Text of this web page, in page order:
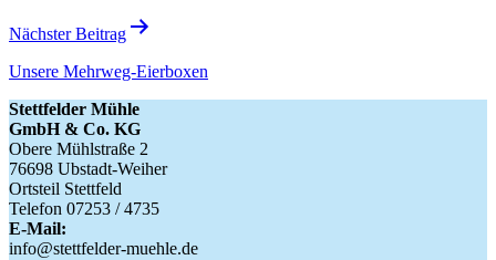
Nächster Beitrag
Unsere Mehrweg-Eierboxen
Stettfelder Mühle
GmbH & Co. KG
Obere Mühlstraße 2
76698 Ubstadt-Weiher
Ortsteil Stettfeld
Telefon 07253 / 4735
E-Mail:
info@stettfelder-muehle.de